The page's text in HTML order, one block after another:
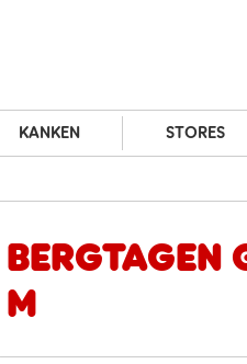
KANKEN STORES
Bergtagen
M